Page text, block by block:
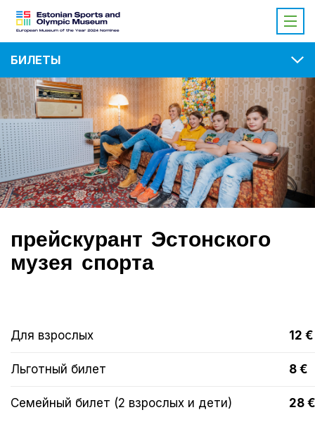
БИЛЕТЫ
прейскурант Эстонского
музея спорта
Для взрослых 12 €
Льготный билет 8 €
Семейный билет (2 взрослых и дети) 28 €